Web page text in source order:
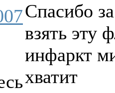
Спасибо
взять эту
инфаркт
хватит